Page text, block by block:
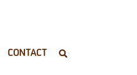
CONTACT